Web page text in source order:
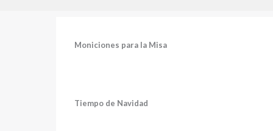
Moniciones para la Misa
Tiempo de Navidad